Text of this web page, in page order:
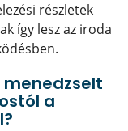
részletek
így lesz az iroda
a